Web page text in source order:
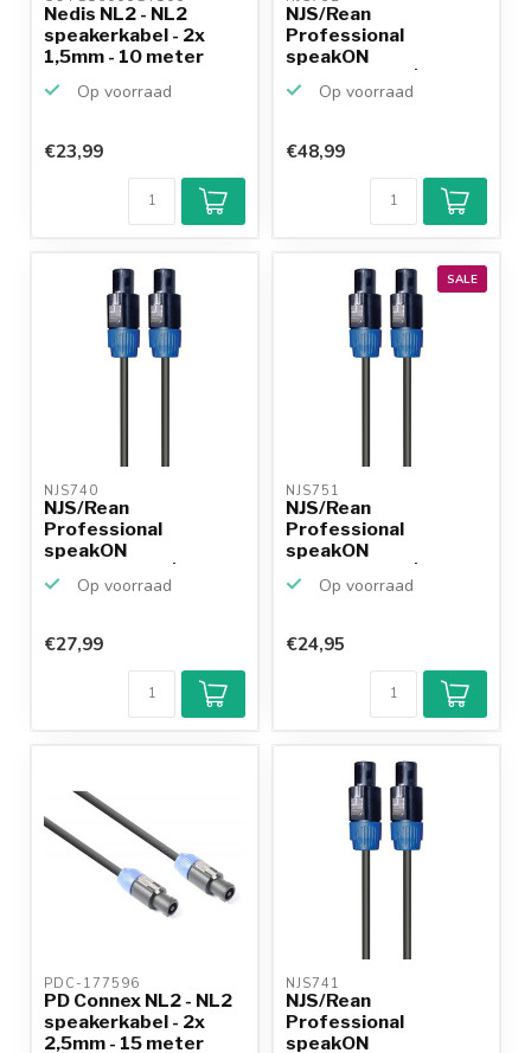
Nedis NL2 - NL2
speakerkabel - 2x
1,5mm - 10 meter
Op voorraad
€23,99
NJS/Rean
Professional
speakON
2,5mm | 6...
Op voorraad
€48,99
NJS740
NJS/Rean
Professional
speakON
speakerkabel | 2x
1,5mm | 1...
Op voorraad
€27,99
SALE
NJS751
NJS/Rean
Professional
speakON
speakerkabel | 2x
2,5mm | 2...
Op voorraad
€24,95
PDC-177596
PD Connex NL2 - NL2
speakerkabel - 2x
2,5mm - 15 meter
NJS741
NJS/Rean
Professional
speakON